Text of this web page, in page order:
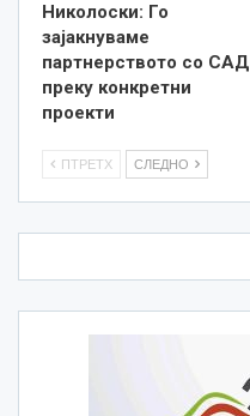
Николоски: Го
зајакнуваме
партнерството со САД
преку конкретни
проекти
ПТРЕТХ СЛЕДНО